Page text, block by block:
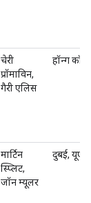
चेरी
प्रॉमाविन,
गैरी एलिस
हॉन्ग कॉन्ग
मार्टिन
स्प्लिट,
जॉन म्यूलर
दुबई, यूएई